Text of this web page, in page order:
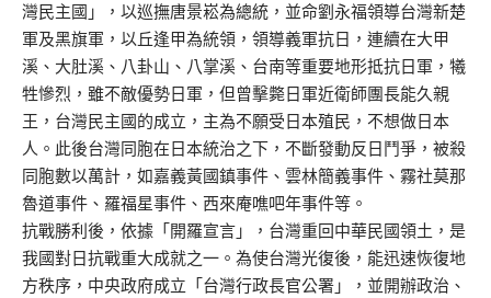
灣民主國」，以巡撫唐景崧為總統，並命劉永福領導台灣新楚
軍及黑旗軍，以丘逢甲為統領，領導義軍抗日，連續在大甲
溪、大肚溪、八卦山、八掌溪、台南等重要地形抵抗日軍，犧
牲慘烈，雖不敵優勢日軍，但曾擊斃日軍近衛師團長能久親
王，台灣民主國的成立，主為不願受日本殖民，不想做日本
人。此後台灣同胞在日本統治之下，不斷發動反日鬥爭，被殺
同胞數以萬計，如嘉義黃國鎮事件、雲林簡義事件、霧社莫那
魯道事件、羅福星事件、西來庵噍吧年事件等。
抗戰勝利後，依據「開羅宣言」，台灣重回中華民國領土，是
我國對日抗戰重大成就之一。為使台灣光復後，能迅速恢復地
方秩序，中央政府成立「台灣行政長官公署」，並開辦政治、